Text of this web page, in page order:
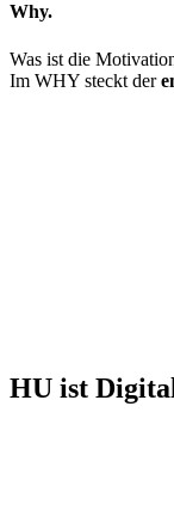
Why.
Was ist die
Im WHY steckt der
HU ist